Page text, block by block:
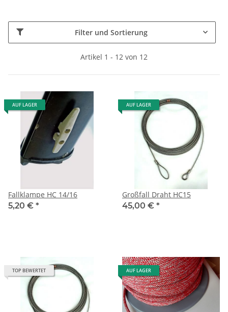
Filter und Sortierung
Artikel 1 - 12 von 12
AUF LAGER
Fallklampe HC 14/16
5,20 € *
AUF LAGER
Großfall Draht HC15
45,00 € *
TOP BEWERTET AUF LAGER